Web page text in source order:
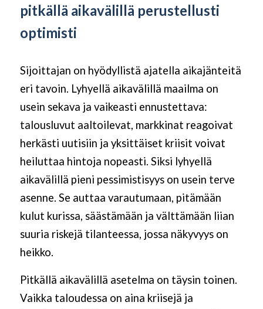
pitkällä aikavälillä perustellusti
optimisti
Sijoittajan on hyödyllistä ajatella aikajänteitä
eri tavoin. Lyhyellä aikavälillä maailma on
usein sekava ja vaikeasti ennustettava:
talousluvut aaltoilevat, markkinat reagoivat
herkästi uutisiin ja yksittäiset kriisit voivat
heiluttaa hintoja nopeasti. Siksi lyhyellä
aikavälillä pieni pessimistisyys on usein terve
asenne. Se auttaa varautumaan, pitämään
kulut kurissa, säästämään ja välttämään liian
suuria riskejä tilanteessa, jossa näkyvyys on
heikko.
Pitkällä aikavälillä asetelma on täysin toinen.
Vaikka taloudessa on aina kriisejä ja